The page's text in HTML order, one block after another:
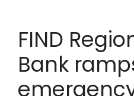
FIND
Bank